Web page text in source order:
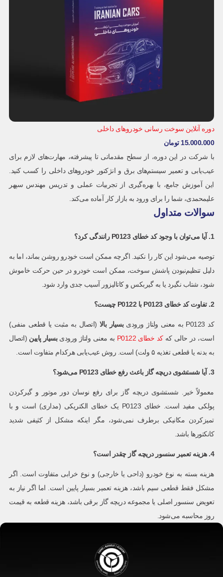
دوره آنلاین سوخت رسانی خودروهای داخلی
15.000.000 تومان
با شرکت در این دوره، از سطح مقدماتی تا پیشرفته، مهارت‌های لازم برای
عیب‌یابی و تعمیر سیستم‌های برق و انژکتور خودروهای داخلی را کسب کنید.
این آموزش جامع، با بهره‌گیری از تجربیات عملی و تدریس مهندس سپهر
علیمحمدی، شما را برای ورود به بازار کار آماده می‌کند.
سوالات متداول
1. آیا می‌توان با وجود کد خطای P0123 رانندگی کرد؟
توصیه می‌شود این کار را نکنید. اگرچه ممکن است خودرو روشن بماند، اما به
دلیل تنظیم‌نبودن پاشش سوخت، ممکن است خودرو در حین حرکت خاموش
شود، شتاب نگیرد یا به گیربکس و کاتالیزور آسیب جدی وارد شود.
2. تفاوت کد خطای P0123 با P0122 چیست؟
کد P0123 به معنی ولتاژ ورودی بسیار بالا (اتصال به مثبت یا قطعی منفی)
است، در حالی کهکد خطای P0122 به معنی ولتاژ ورودیبسیار پایین (اتصال
به بدنه یا قطعی تغذیه ۵ ولت) است. روش عیب‌یابی هرکدام متفاوت است.
3. آیا شستشوی دریچه گاز باعث رفع خطای P0123 می‌شود؟
معمولاً خیر. شستشوی دریچه گاز برای رفع نوسان دور موتور و گیرکردن
پولکی مفید است. خطای P0123 یک خطای الکتریکی (مداری) است و با
تمیزکردن مکانیکی برطرف نمی‌شود، مگر اینکه مشکل از کثیفی شدید
کانکتورها باشد.
4. هزینه تعمیر سنسور دریچه گاز چقدر است؟
هزینه بسته به نوع خودرو (داحی یا خارجی) و نوع خرابی متفاوت است. اگر
مشکل فقط قطعی سیم باشد، هزینه تعمیر بسیار پایین است. اما اگر نیاز به
تعویض سنسور اصلی یا مجموعه دریچه گاز برقی باشد، هزینه قطعه به قیمت
روز محاسبه می‌شود.